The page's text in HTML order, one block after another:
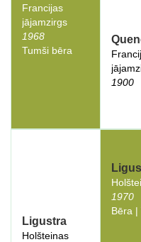
Francijas
jājamzirgs
1968
Tumši bēra
1900
Ligustra
Holšteinas
1970
Bēra |